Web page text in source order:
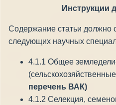
Инструкции
Содержание статьи должно
следующих научных
4.1.1 Общее
перечень ВАК)
4.1.2 Селекция,